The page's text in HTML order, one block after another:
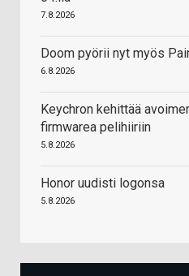
7.8.2026
Doom pyörii nyt myös
6.8.2026
Keychron kehittää
firmwarea pelihiiriin
5.8.2026
Honor uudisti logonsa
5.8.2026